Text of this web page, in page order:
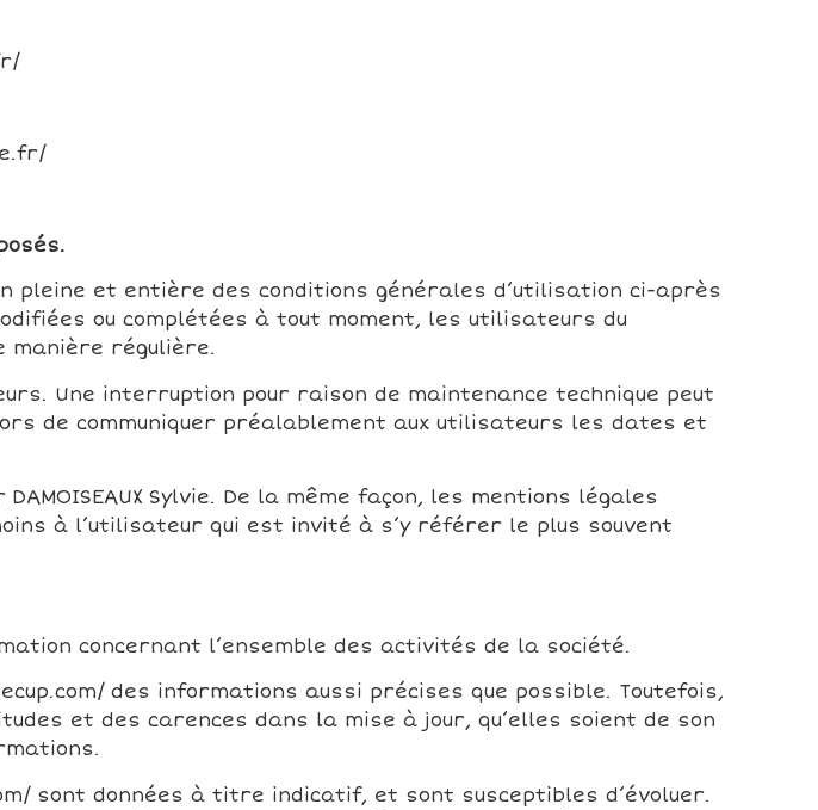
pleine et entière des conditions générales d’utilisation ci-après
ou complétées à tout moment, les utilisateurs du
manière régulière.
Une interruption pour raison de maintenance technique peut
de communiquer préalablement aux utilisateurs les dates et
Sylvie. De la même façon, les mentions légales
à l’utilisateur qui est invité à s’y référer le plus souvent
concernant l’ensemble des activités de la société.
des informations aussi précises que possible. Toutefois,
et des carences dans la mise à jour, qu’elles soient de son
sont données à titre indicatif, et sont susceptibles d’évoluer.